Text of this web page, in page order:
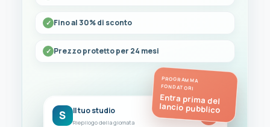
Fino al 30% di sconto
Prezzo protetto per 24 mesi
PROGRAMMA
FONDATORI
Entra prima del
lancio pubblico
S Il tuo studio
Riepilogo della giornata
FC